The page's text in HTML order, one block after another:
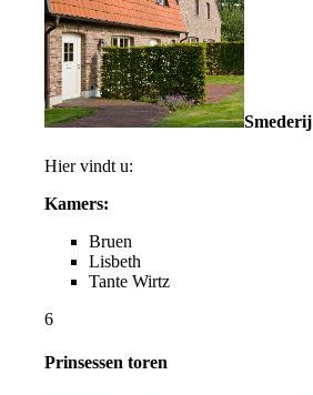
Smederij
Hier vindt u:
Kamers:
Bruen
Lisbeth
Tante Wirtz
6
Prinsessen toren